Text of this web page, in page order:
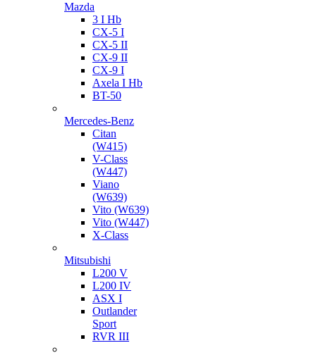
Mazda
3 I Hb
CX-5 I
CX-5 II
CX-9 II
CX-9 I
Axela I Hb
BT-50
Mercedes-Benz
Citan
(W415)
V-Class
(W447)
Viano
(W639)
Vito (W639)
Vito (W447)
X-Class
Mitsubishi
L200 V
L200 IV
ASX I
Outlander
Sport
RVR III